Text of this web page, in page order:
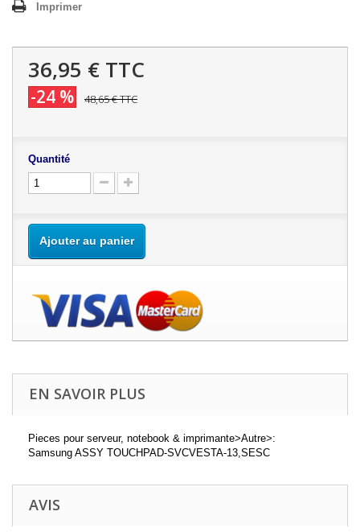
Imprimer
36,95 € TTC
-24 % 48,65 €TTC
Quantité
Ajouter au panier
EN SAVOIR PLUS
Pieces pour serveur, notebook & imprimante>Autre>:
Samsung ASSY TOUCHPAD-SVCVESTA-13,SESC
AVIS